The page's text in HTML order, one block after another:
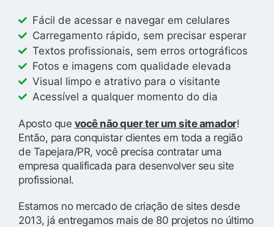
Fácil de acessar e navegar em celulares
Carregamento rápido, sem precisar esperar
Textos profissionais, sem erros ortográficos
Fotos e imagens com qualidade elevada
Visual limpo e atrativo para o visitante
Acessível a qualquer momento do dia
Aposto que você não quer ter um site amador!
Então, para conquistar clientes em toda a região
de Tapejara/PR, você precisa contratar uma
empresa qualificada para desenvolver seu site
profissional.
Estamos no mercado de criação de sites desde
2013, já entregamos mais de 80 projetos no último